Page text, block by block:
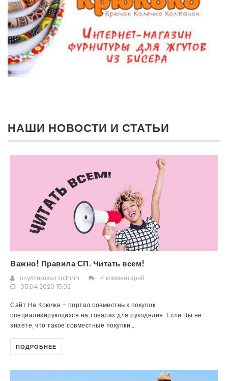
НАШИ НОВОСТИ И СТАТЬИ
Важно! Правила СП. Читать всем!
опубликовал admin
4 комментарий
05.04.2020 15:02
Сайт На Крючке – портал совместных покупок,
специализирующихся на товарах для рукоделия. Если Вы не
знаете, что такое совместные покупки,...
ПОДРОБНЕЕ